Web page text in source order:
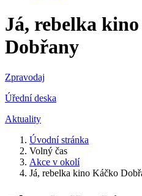
Já, rebelka
Dobřany
Zpravodaj
Úřední deska
Aktuality
Úvodní stránka
Volný čas
Akce v okolí
Já, rebelka kino Káčko